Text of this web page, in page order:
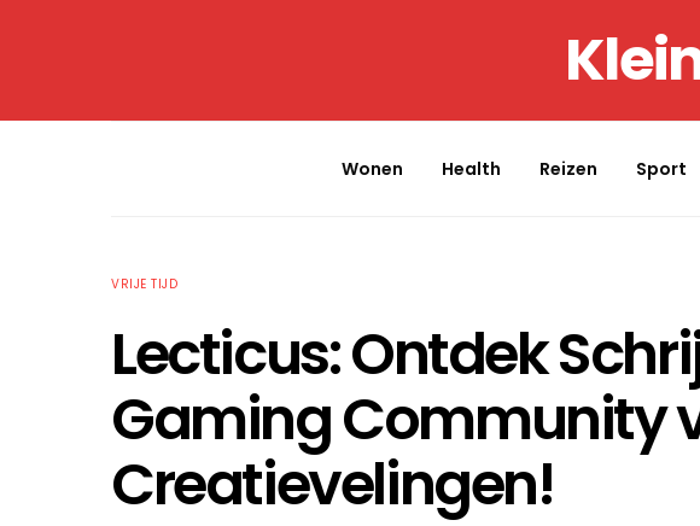
Wonen Health Reizen Sport
VRIJE TIJD
Lecticus: Ontdek
Gaming Community
Creatievelingen!